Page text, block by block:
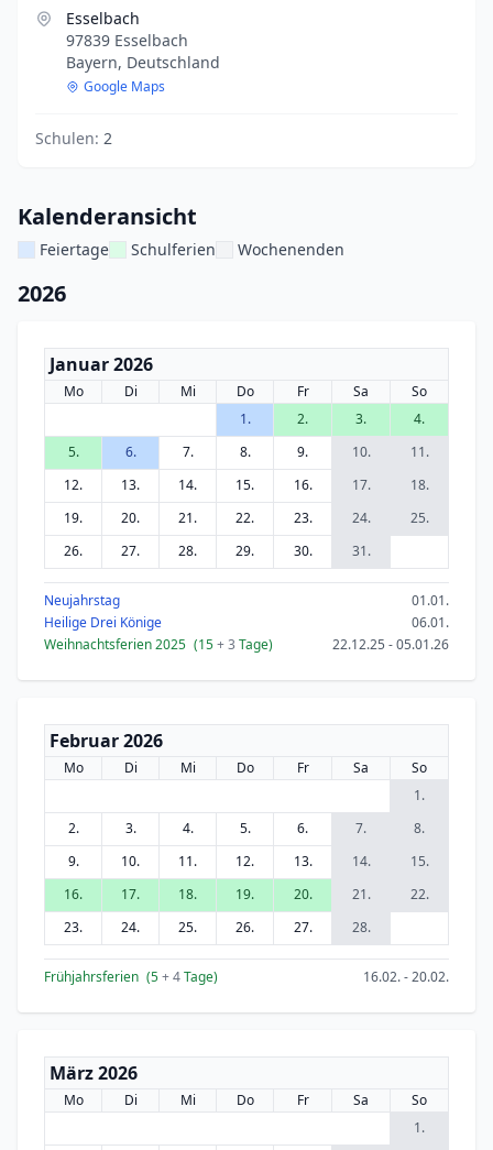
Esselbach
97839 Esselbach
Bayern, Deutschland
Google Maps
Schulen: 2
Kalenderansicht
Feiertage Schulferien Wochenenden
2026
Januar 2026
Mo Di Mi Do Fr Sa
So
1.
2. 3.
4.
5.
6. 7. 8. 9. 10.
11.
12.
13. 14. 15. 16. 17.
18.
19.
20. 21. 22. 23. 24.
25.
26.
27. 28. 29. 30. 31.
Neujahrstag
01.01.
Heilige Drei Könige
06.01.
Weihnachtsferien 2025 (15+ 3 Tage) 22.12.25 - 05.01.26
Februar 2026
Mo Di Mi Do Fr Sa
So
1.
2.
3. 4. 5. 6. 7.
8.
9.
10. 11. 12. 13. 14.
15.
16.
17. 18. 19. 20. 21.
22.
23.
24. 25. 26. 27. 28.
Frühjahrsferien (5+ 4Tage) 16.02. - 20.02.
März 2026
Mo Di Mi Do Fr Sa
So
1.